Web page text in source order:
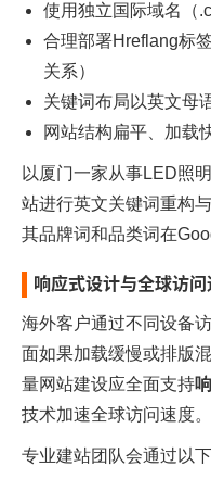
使用独立国际域名（
合理部署Hreflang标
关系）
关键词布局以英文母
网站结构扁平、加载
以厦门一家从事LED照
站进行英文关键词重构
其品牌词和品类词在
响应式设计与全球访
海外客户通过不同设备
面如果加载缓慢或排版
量网站建设应全面支持
技术加速全球访问速度。
专业建站团队会通过以